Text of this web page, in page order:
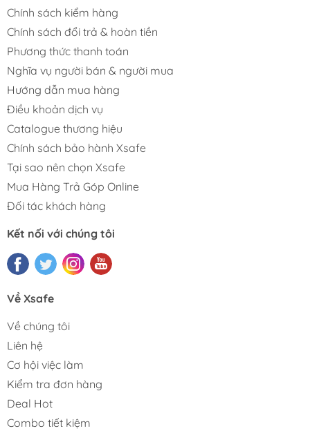
Chính sách kiểm hàng
Chính sách đổi trả & hoàn tiền
Phương thức thanh toán
Nghĩa vụ người bán & người mua
Hướng dẫn mua hàng
Điều khoản dịch vụ
Catalogue thương hiệu
Chính sách bảo hành Xsafe
Tại sao nên chọn Xsafe
Mua Hàng Trả Góp Online
Đối tác khách hàng
Kết nối với chúng tôi
Về Xsafe
Về chúng tôi
Liên hệ
Cơ hội việc làm
Kiểm tra đơn hàng
Deal Hot
Combo tiết kiệm